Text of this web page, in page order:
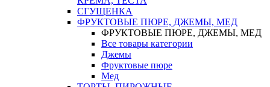
СГУЩЕНКА
ФРУКТОВЫЕ ПЮРЕ, ДЖЕМЫ, МЕД
ФРУКТОВЫЕ ПЮРЕ, ДЖЕМЫ, МЕД
Все товары категории
Джемы
Фруктовые пюре
Мед